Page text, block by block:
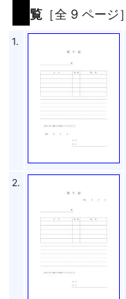
覧 ［全 9 ページ］
1.
2.